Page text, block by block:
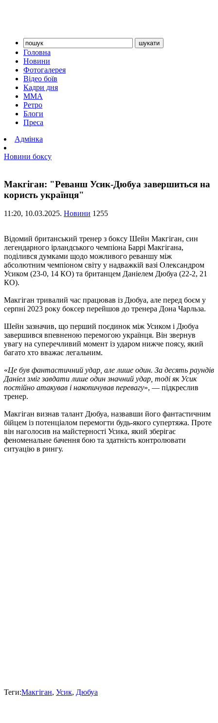
Головна
Новини
Фотогалерея
Відео боїв
Кадри дня
ММА
Ретро
Блоги
Преса
Адмінка
Новини боксу
Макгіган: "Реванш Усик-Дюбуа завершиться на
користь українця"
11:20, 10.03.2025. Новини 1255
Відомий британський тренер з боксу Шейн Макгіган, син
легендарного ірландського чемпіона Баррі Макгігана,
поділився думками щодо можливого реваншу між
абсолютним чемпіоном світу у надважкій вазі Олександром
Усиком (23-0, 14 КО) та британцем Даніелем Дюбуа (22-2, 21
КО).
Макгіган тривалий час працював із Дюбуа, але перед боєм у
серпні 2023 року боксер перейшов до тренера Дона Чарльза.
Шейн зазначив, що перший поєдинок між Усиком і Дюбуа
завершився впевненою перемогою українця. Він звернув
увагу на суперечливий момент із ударом нижче поясу, який
багато хто вважає легальним.
«Це був фантастичний удар, але лише один. За десять раундів
Даніел зміг завдати лише один значний удар, тоді як Усик
постійно атакував і накопичував перевагу», — підкреслив
тренер.
Макгіган визнав талант Дюбуа, назвавши його фантастичним
бійцем із потенціалом перемогти будь-якого супертяжа. Проте
він наголосив на майстерності Усика, який зберігає
феноменальне бачення бою та здатність контролювати
ситуацію в рингу.
Теги:Макгіган, Усик, Дюбуа